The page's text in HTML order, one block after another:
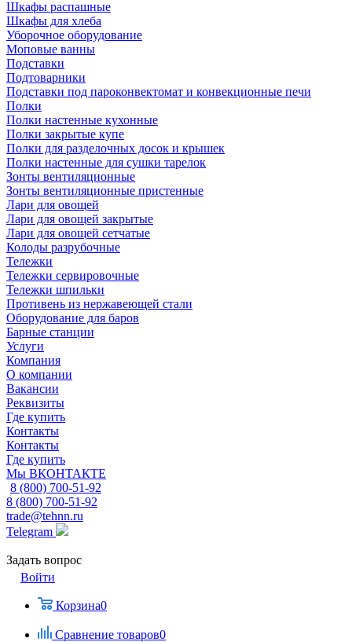
Шкафы распашные
Шкафы для хлеба
Уборочное оборудование
Моповые ванны
Подставки
Подтоварники
Подставки под пароконвектомат и конвекционные печи
Полки
Полки настенные кухонные
Полки закрытые купе
Полки для разделочных досок и крышек
Полки настенные для сушки тарелок
Зонты вентиляционные
Зонты вентиляционные пристенные
Лари для овощей
Лари для овощей закрытые
Лари для овощей сетчатые
Колоды разрубочные
Тележки
Тележки сервировочные
Тележки шпильки
Противень из нержавеющей стали
Оборудование для баров
Барные станции
Услуги
Компания
О компании
Вакансии
Реквизиты
Где купить
Контакты
Контакты
Где купить
Мы ВКОНТАКТЕ
8 (800) 700-51-92
8 (800) 700-51-92
trade@tehnn.ru
Telegram
Задать вопрос
Войти
Корзина0
Сравнение товаров0